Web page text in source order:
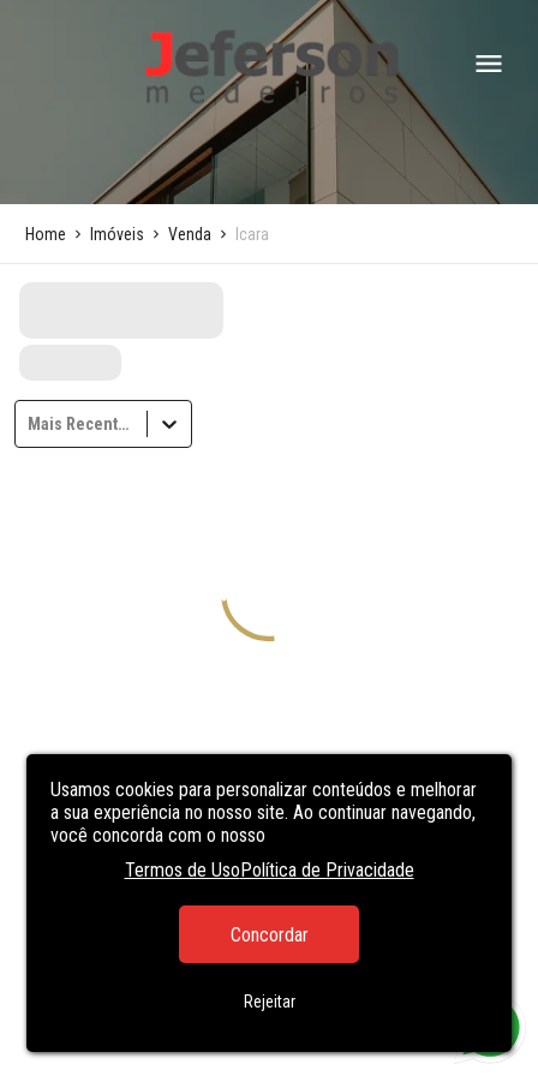
Usamos cookies para personalizar conteúdos e melhorar
a sua experiência no nosso site. Ao continuar navegando,
você concorda com o nosso
Termos de UsoPolítica de Privacidade
Concordar
Rejeitar
Home Imóveis Venda Icara
Mais Recentes